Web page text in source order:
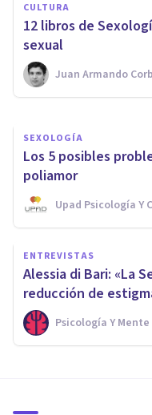
CULTURA
12 libros de
sexual
Juan Armando
Los 4 tipos
funciones
Nahum Montagud
SEXOLOGÍA
Los 5 posibles
poliamor
Upad Psicología Y
ENTREVISTAS
Alessia di Bari: «La
reducción de
Psicología Y Mente